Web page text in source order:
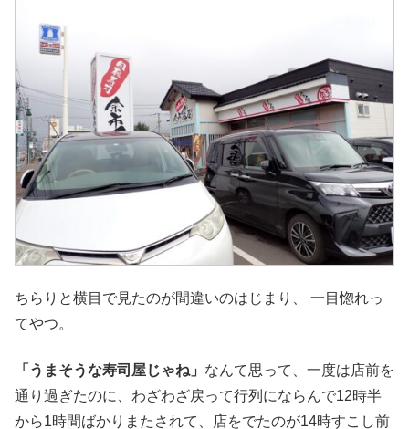
ちらりと横目で見たのが間違いのはじまり、 一目惚れっ
てやつ。
「うまそうな寿司屋じゃね」 なんて思って、一度は店前を
通り過ぎたのに、わざわざ戻って行列にならんで12時半
から1時間ばかりまたされて、店をでたのが14時すこし前